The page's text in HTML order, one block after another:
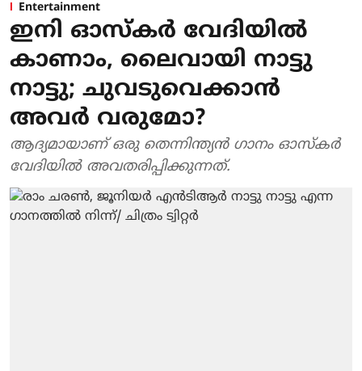
Entertainment
ഇനി ഓസ്‌കർ വേദിയിൽ
കാണാം, ലൈവായി നാട്ടു
നാട്ടു; ചുവടുവെക്കാൻ
അവർ വരുമോ?
ആദ്യമായാണ് ഒരു തെന്നിന്ത്യൻ ഗാനം ഓസ്‌കർ
വേദിയിൽ അവതരിപ്പിക്കുന്നത്.